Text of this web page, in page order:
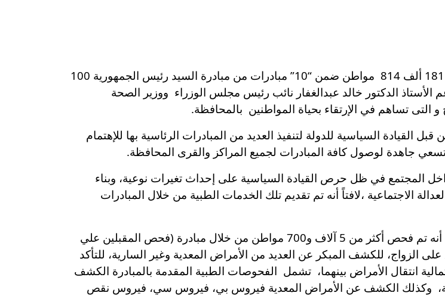
أعلن الدكتور عمرو دويدار وكيل وزارة الصحة بسوهاج عن فحص 181 ألف 814 مواطن ضمن “10” مبادرات من مبادرة السيد رئيس الجمهورية 100
الدكتور خالد عبدالغفار نائب رئيس مجلس الوزراء ووزير الصحة
التى تساهم في الإرتقاء بحياة المواطنين بالمحافظة.
السياسية للدولة لتنفيذ العديد من المبادرات الرئاسية بها للإهتمام
جاهدة لوصول كافة المبادرات لجميع المراكز والقرى المحافظة.
المجتمع في ظل حرص القيادة السياسية على إحداث تغيرات نوعية، وبناء
الاجتماعية ،لافتاً أنه تم تقديم تلك الخدمات الطبية من خلال المبادرات
وقال الدكتور محمود خلف مدير إدارة الرعاية الأساسية بالمديرية أنه تم فحص أكثر من 5 آلاف و700 مواطن من خلال مبادرة (فحص المقبلين علي
الزواج، للكشف المبكر عن العديد من الأمراض المعدية وغير السارية، للتأكد
انتقال الأمراض بينهما، تشمل الفحوصات الطبية المقدمة بالمبادرة الكشف
وكذلك الكشف عن الأمراض المعدية فيروس بي، فيروس سي، فيروس نقص